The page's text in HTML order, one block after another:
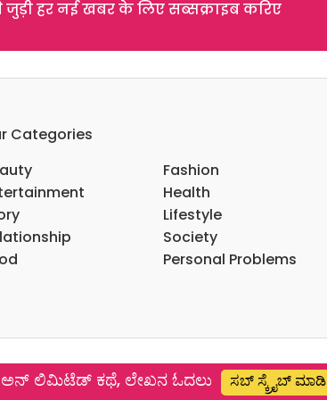
हर नई खबर के लिए सब्सक्राइब करिए
Categories
Fashion
Health
Lifestyle
Society
Personal Problems
ಅನ್ ಲಿಮಿಟೆಡ್ ಕಥೆ, ಲೇಖನ ಓದಲು ಸಬ್ ಸ್ಕ್ರೈಬ್ ಮಾಡಿ